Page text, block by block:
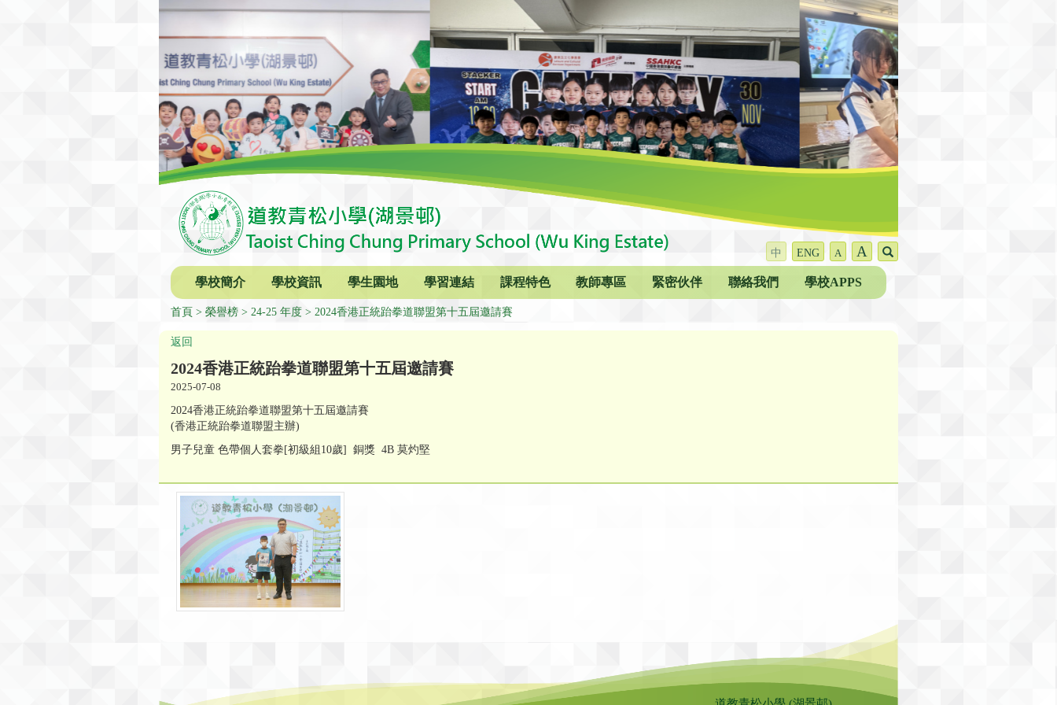
中 ENG A A
學校簡介 學校資訊 學生園地 學習連結 課程特色 教師專區 緊密伙伴 聯絡我們 學校APPS
首頁 榮譽榜 24-25 年度 2024香港正統跆拳道聯盟第十五屆邀請賽
返回
2024香港正統跆拳道聯盟第十五屆邀請賽
2025-07-08
2024香港正統跆拳道聯盟第十五屆邀請賽
(香港正統跆拳道聯盟主辦)
男子兒童 色帶個人套拳[初級組10歲] 銅獎 4B 莫灼堅